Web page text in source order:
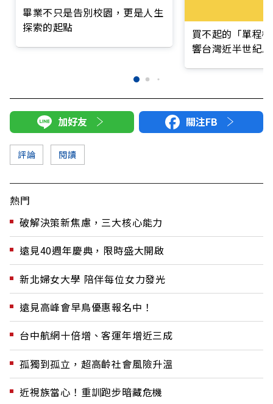
畢業不只是告別校園，更是人生
探索的起點
買不起的「單程
響台灣近半世紀
加好友 關注FB
評論 閱讀
熱門
破解決策新焦慮，三大核心能力
遠見40週年慶典，限時盛大開啟
新北婦女大學 陪伴每位女力發光
遠見高峰會早鳥優惠報名中！
台中航網十倍增、客運年增近三成
孤獨到孤立，超高齡社會風險升溫
近視族當心！重訓跑步暗藏危機